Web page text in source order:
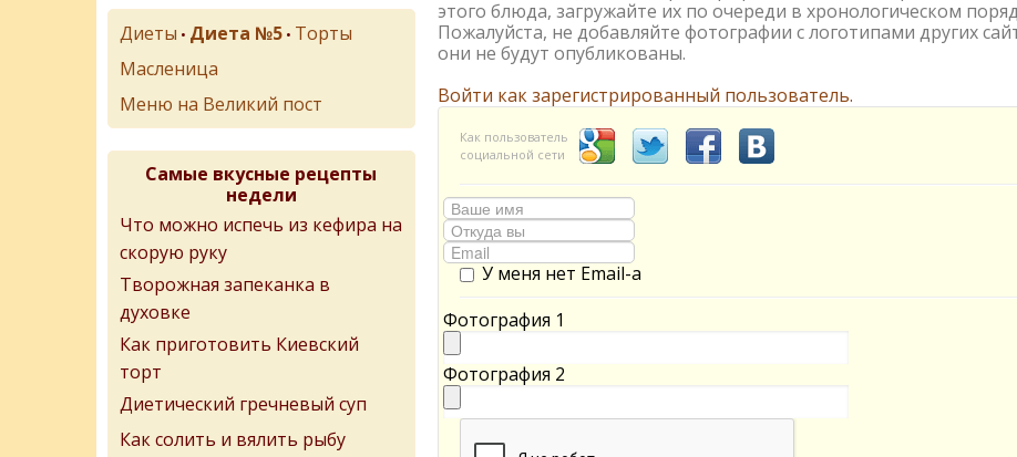
этого блюда, загружайте их по очереди в хронологическом
Пожалуйста, не добавляйте фотографии с логотипами других
они не будут опубликованы.
Войти как зарегистрированный пользователь.
Как пользователь
социальной сети
У меня нет Email-а
Фотография 1
Фотография 2
Диеты • Диета №5 • Торты
Масленица
Меню на Великий пост
Самые вкусные рецепты
недели
Что можно испечь из кефира на
скорую руку
Творожная запеканка в
духовке
Как приготовить Киевский
торт
Диетический гречневый суп
Как солить и вялить рыбу